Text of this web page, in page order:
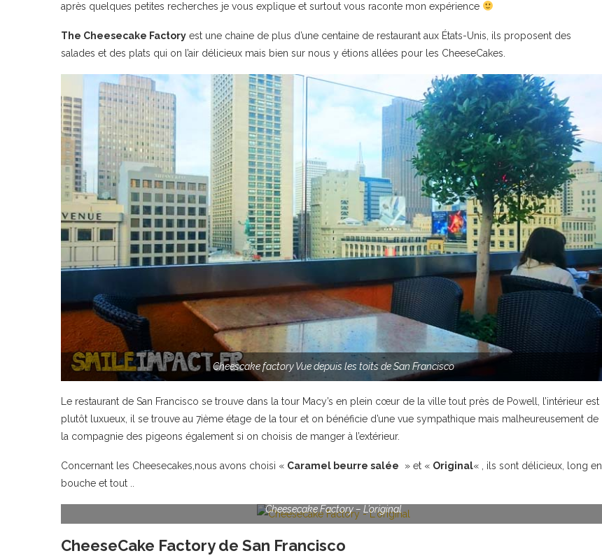
après quelques petites recherches je vous explique et surtout vous raconte mon expérience
The Cheesecake Factory est une chaine de plus d’une centaine de restaurant aux États-Unis, ils proposent des
salades et des plats qui on l’air délicieux mais bien sur nous y étions allées pour les CheeseCakes.
Cheescake factory Vue depuis les toits de San Francisco
Le restaurant de San Francisco se trouve dans la tour Macy’s en plein cœur de la ville tout près de Powell, l’intérieur est
plutôt luxueux, il se trouve au 7ième étage de la tour et on bénéficie d’une vue sympathique mais malheureusement de
la compagnie des pigeons également si on choisis de manger à l’extérieur.
Concernant les Cheesecakes,nous avons choisi « Caramel beurre salée » et « Original« , ils sont délicieux, long en
bouche et tout ..
Cheesecake Factory – L’original
CheeseCake Factory de San Francisco